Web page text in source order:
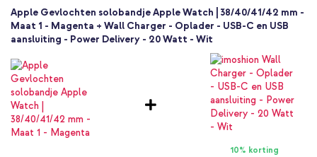
Apple Gevlochten solobandje Apple Watch | 38/40/41/42 mm -
Maat 1 - Magenta + Wall Charger - Oplader - USB-C en USB
aansluiting - Power Delivery - 20 Watt - Wit
10% korting